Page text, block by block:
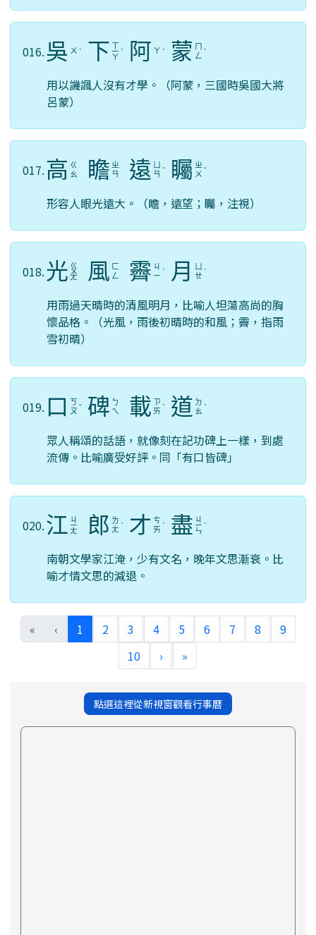
016.吳 ㄨ ˊ 下 ㄒ
ㄧ
ㄚ
ˋ 阿 ㄚ ˋ 蒙 ㄇ
ㄥ ˊ
用以譏諷人沒有才學。（阿蒙，三國時吳國大將
呂蒙）
017.高 ㄍ
ㄠ
瞻 ㄓ
ㄢ
遠 ㄢ ˇ 矚 ㄓ
ㄨ ˇ
形容人眼光遠大。（瞻，遠望；矚，注視）
018.光 ㄍ
ㄨ
ㄤ 風 ㄈ
ㄥ
霽 ㄐ
ㄧ ˋ 月
ㄝˋ
用雨過天晴時的清風明月，比喻人坦蕩高尚的胸
懷品格。（光風，雨後初晴時的和風；霽，指雨
雪初晴）
019. 口 ㄎ
ㄡ ˇ 碑 ㄅ
ㄟ
載 ㄗ
ㄞ ˋ 道 ㄉ
ㄠ ˋ
眾人稱頌的話語，就像刻在記功碑上一樣，到處
流傳。比喻廣受好評。同「有口皆碑」
020.江 ㄐ
ㄧ
ㄤ 郎 ㄌ
ㄤ ˊ 才 ㄘ
ㄞ ˊ 盡 ㄐ
ㄧ
ㄣ
ˋ
南朝文學家江淹，少有文名，晚年文思漸衰。比
喻才情文思的減退。
« ‹ 1 (current)
2 3 4 5 6 7 8
9
10
› »
點選這裡從新視窗觀看行事曆